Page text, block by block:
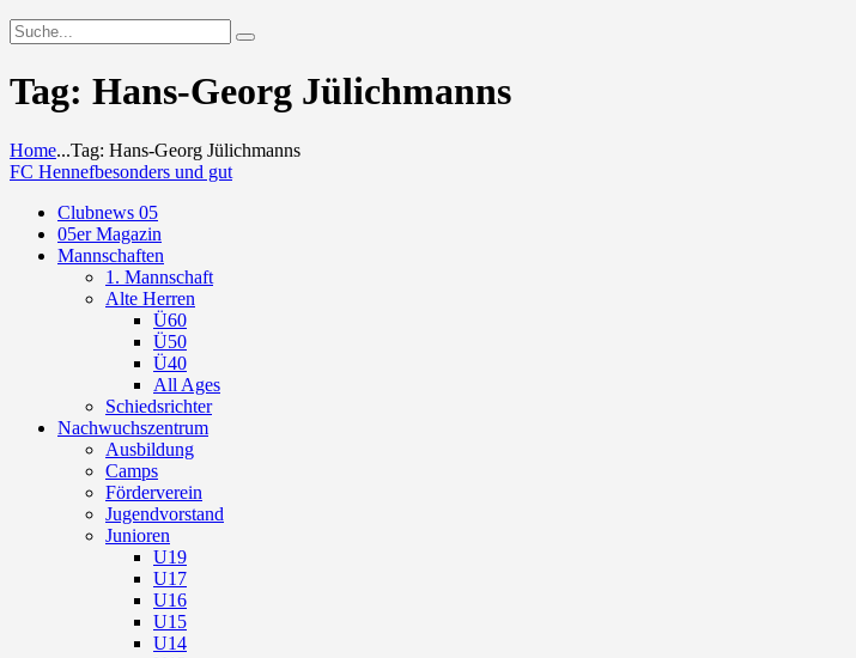
Tag: Hans-Georg Jülichmanns
Home...Tag: Hans-Georg Jülichmanns
FC Hennefbesonders und gut
Clubnews 05
05er Magazin
Mannschaften
1. Mannschaft
Alte Herren
Ü60
Ü50
Ü40
All Ages
Schiedsrichter
Nachwuchszentrum
Ausbildung
Camps
Förderverein
Jugendvorstand
Junioren
U19
U17
U16
U15
U14